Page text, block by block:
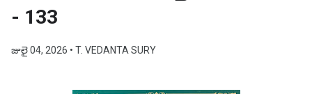
- 133
జులై 04, 2026 • T. VEDANTA SURY